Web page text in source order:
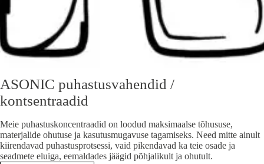
ASONIC puhastusvahendid /
kontsentraadid
Meie puhastuskoncentraadid on loodud maksimaalse tõhususe,
materjalide ohutuse ja kasutusmugavuse tagamiseks. Need mitte ainult
kiirendavad puhastusprotsessi, vaid pikendavad ka teie osade ja
seadmete eluiga, eemaldades jäägid põhjalikult ja ohutult.